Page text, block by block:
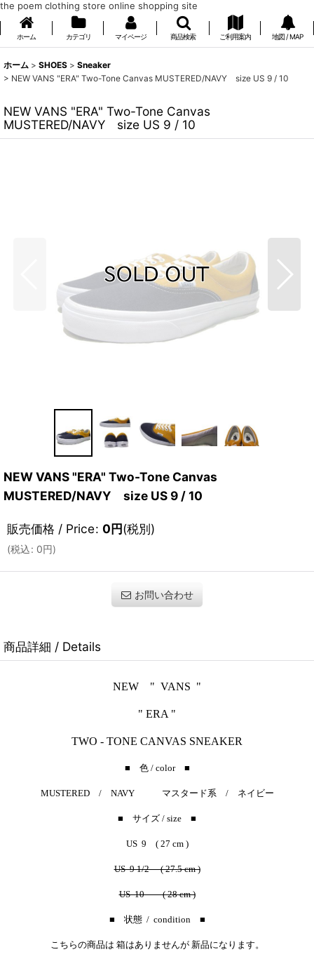
the poem clothing store online shopping site
ホーム カテゴリ マイページ 商品検索 ご利用案内 地図 / MAP
ホーム > SHOES > Sneaker
> NEW VANS "ERA" Two-Tone Canvas MUSTERED/NAVY size US 9 / 10
NEW VANS "ERA" Two-Tone Canvas
MUSTERED/NAVY size US 9 / 10
NEW VANS "ERA" Two-Tone Canvas
MUSTERED/NAVY size US 9 / 10
販売価格 / Price: 0円(税別)
(税込: 0円)
お問い合わせ
商品詳細 / Details
NEW " VANS "
" ERA "
TWO - TONE CANVAS SNEAKER
■ 色 / color ■
MUSTERED / NAVY マスタード系 / ネイビー
■ サイズ / size ■
US 9 ( 27 cm )
US 9 1/2 ( 27.5 cm )
US 10 ( 28 cm )
■ 状態 / condition ■
こちらの商品は 箱はありませんが 新品になります。